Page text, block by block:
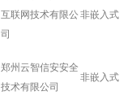
互联网技术有限公
司
非嵌入式
郑州云智信安安全
技术有限公司
非嵌入式